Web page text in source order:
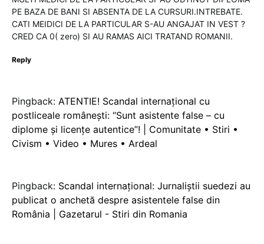
PE BAZA DE BANI SI ABSENTA DE LA CURSURI.INTREBATE.
CATI MEIDICI DE LA PARTICULAR S-AU ANGAJAT IN VEST ?
CRED CA 0( zero) SI AU RAMAS AICI TRATAND ROMANII.
Reply
Pingback: ATENTIE! Scandal internațional cu
postliceale românești: “Sunt asistente false – cu
diplome și licențe autentice”! | Comunitate • Stiri •
Civism • Video • Mures • Ardeal
Pingback: Scandal internațional: Jurnaliștii suedezi au
publicat o anchetă despre asistentele false din
România | Gazetarul - Stiri din Romania